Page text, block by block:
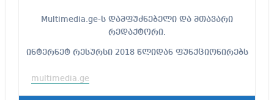
Multimedia.ge-ს დამფუძნებელი და მთავარი
რედაქტორი.
ინტერნეტ რესურსი 2018 წლიდან ფუნქციონირებს
multimedia.ge